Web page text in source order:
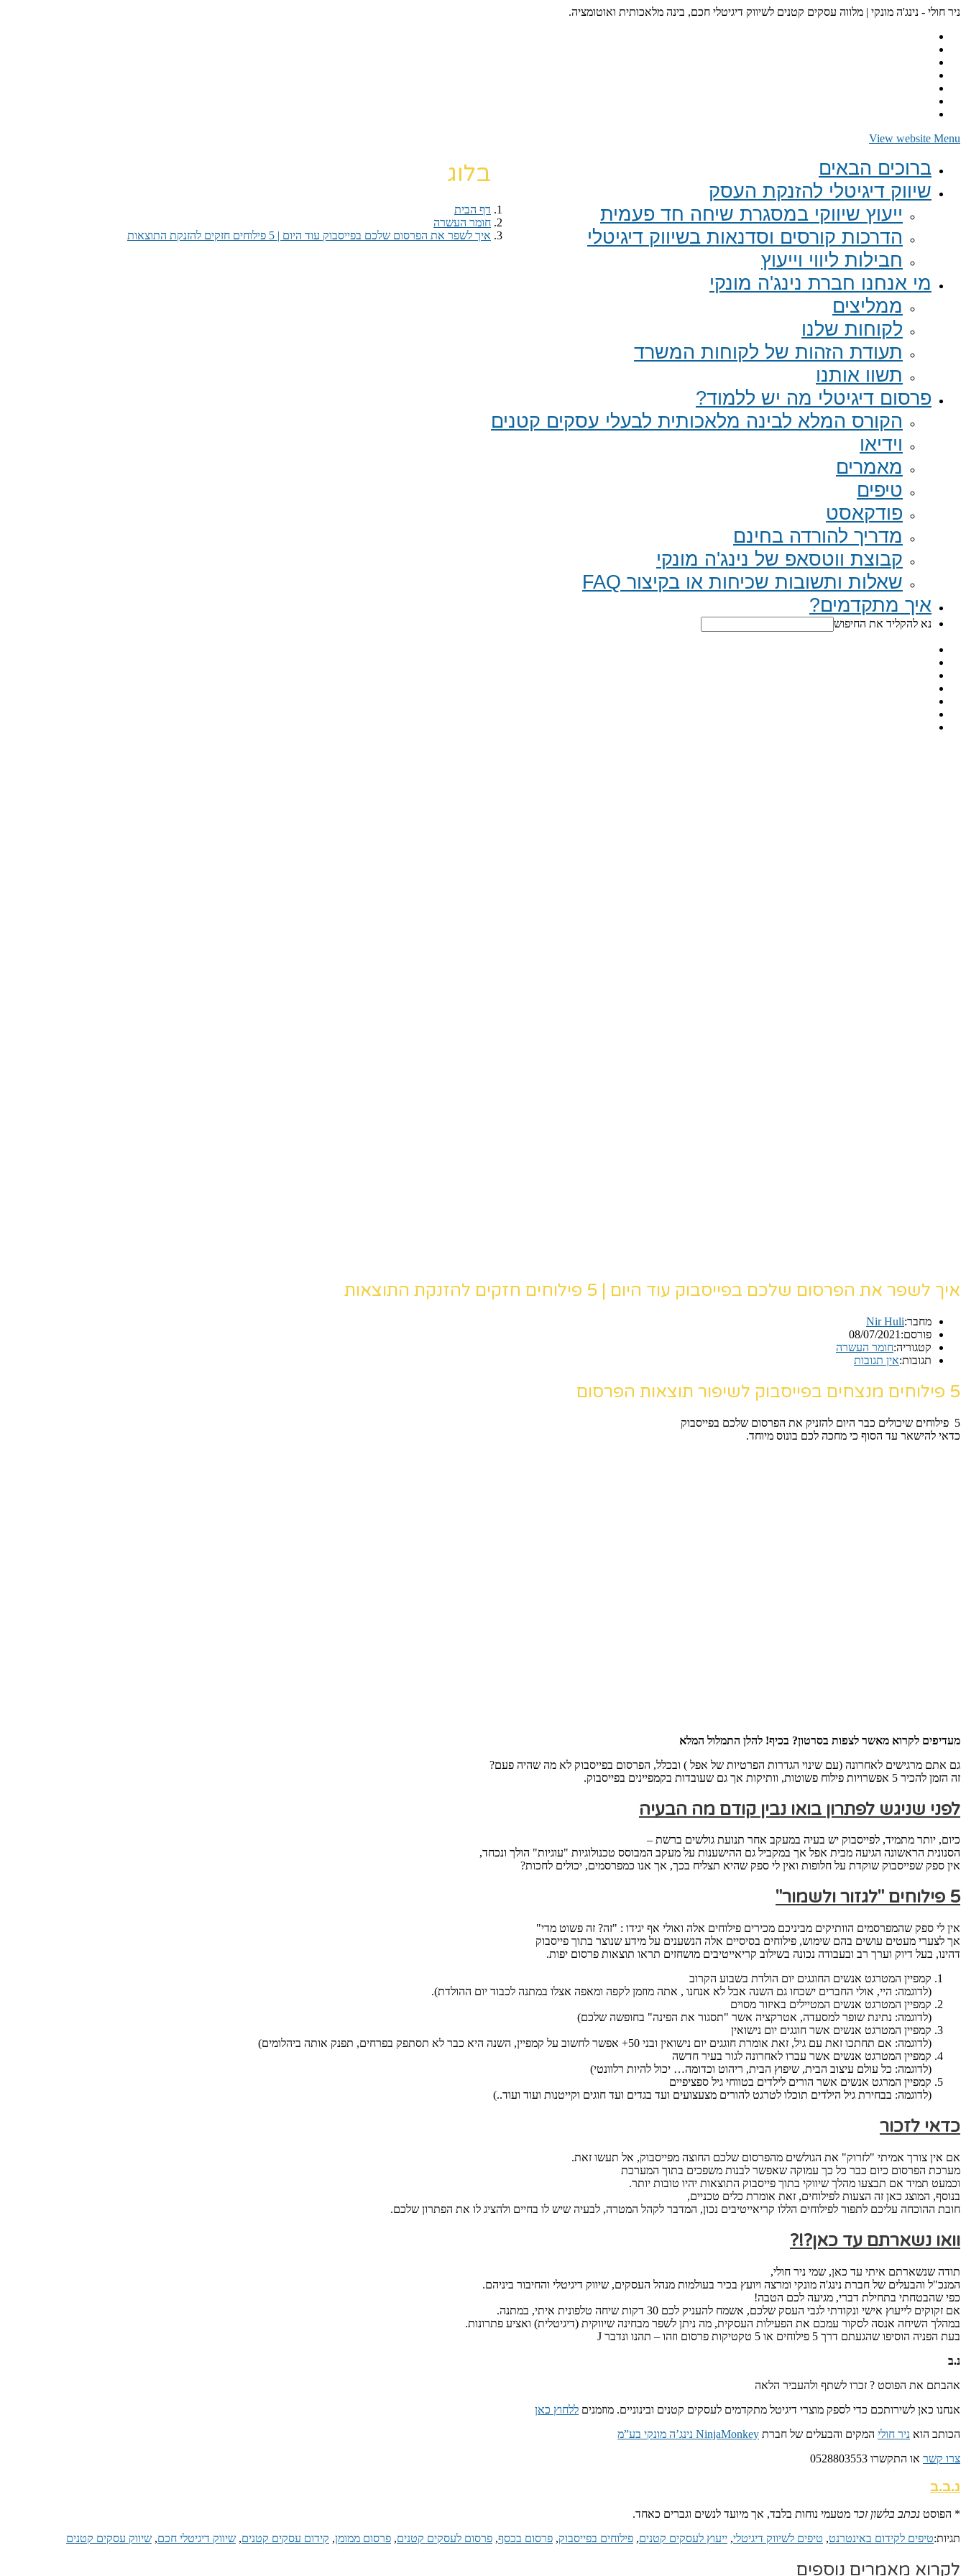
ניר חולי - נינג'ה מונקי | מלווה עסקים קטנים לשיווק דיגיטלי חכם, בינה מלאכותית ואוטומציה.
View website Menu
ברוכים הבאים
שיווק דיגיטלי להזנקת העסק
ייעוץ שיווקי במסגרת שיחה חד פעמית​
הדרכות קורסים וסדנאות בשיווק דיגיטלי
חבילות ליווי וייעוץ
מי אנחנו חברת נינג'ה מונקי
ממליצים
לקוחות שלנו
תעודת הזהות של לקוחות המשרד
תשוו אותנו
פרסום דיגיטלי מה יש ללמוד?
הקורס המלא לבינה מלאכותית לבעלי עסקים קטנים
וידיאו
מאמרים
טיפים
פודקאסט
מדריך להורדה בחינם
קבוצת ווטסאפ של נינג'ה מונקי​
שאלות ותשובות שכיחות או בקיצור FAQ
איך מתקדמים?
נא להקליד את החיפוש
בלוג
דף הבית
חומר העשרה
איך לשפר את הפרסום שלכם בפייסבוק עוד היום | 5 פילוחים חזקים להזנקת התוצאות
איך לשפר את הפרסום שלכם בפייסבוק עוד היום | 5 פילוחים חזקים להזנקת התוצאות
מחבר:Nir Huli
פורסם: 08/07/2021
קטגוריה:חומר העשרה
תגובות:אין תגובות
5 פילוחים מנצחים בפייסבוק לשיפור תוצאות הפרסום
5 פילוחים שיכולים כבר היום להזניק את הפרסום שלכם בפייסבוק
כדאי להישאר עד הסוף כי מחכה לכם בונוס מיוחד.
מעדיפים לקרוא מאשר לצפות בסרטון? בכיף! להלן התמלול המלא
גם אתם מרגישים לאחרונה (עם שינוי הגדרות הפרטיות של אפל ) ובכלל, הפרסום בפייסבוק לא מה שהיה פעם?
זה הזמן להכיר 5 אפשרויות פילוח פשוטות, וותיקות אך גם שעובדות בקמפיינים בפייסבוק.
לפני שניגש לפתרון בואו נבין קודם מה הבעיה
כיום, יותר מתמיד, לפייסבוק יש בעיה במעקב אחר תנועת גולשים ברשת –
הסנונית הראשונה הגיעה מבית אפל אך במקביל גם ההישענות על מעקב המבוסס טכנולוגיות "עוגיות" הולך ונכחד,
אין ספק שפייסבוק שוקדת על חלופות ואין לי ספק שהיא תצליח בכך, אך אנו כמפרסמים, יכולים לחכות?
5 פילוחים "לגזור ולשמור"
אין לי ספק שהמפרסמים הוותיקים מביניכם מכירים פילוחים אלה ואולי אף יגידו : "זה? זה פשוט מדי"
אך לצערי מעטים עושים בהם שימוש, פילוחים בסיסיים אלה הנשענים על מידע שנוצר בתוך פייסבוק
דהינו, בעל דיוק וערך רב ובעבודה נכונה בשילוב קריאייטיבים מושחזים תראו תוצאות פרסום יפות.
קמפיין המטרגט אנשים החוגגים יום הולדת בשבוע הקרוב
(לדוגמה: היי, אולי החברים ישכחו גם השנה אבל לא אנחנו , אתה מוזמן לקפה ומאפה אצלו במתנה לכבוד יום ההולדת).
קמפיין המטרגט אנשים המטיילים באיזור מסוים
(לדוגמה: נתינת שופר למסעדה, אטרקציה אשר "תסגור את הפינה" בחופשה שלכם)
קמפיין המטרגט אנשים אשר חוגגים יום נישואין
(לדוגמה: אם תחתכו זאת עם גיל, זאת אומרת חוגגים יום נישואין ובני 50+ אפשר לחשוב על קמפיין, השנה היא כבר לא תסתפק בפרחים, תפנק אותה ביהלומים)
קמפיין המטרגט אנשים אשר עברו לאחרונה לגור בעיר חדשה
(לדוגמה: כל עולם עיצוב הבית, שיפוץ הבית, ריהוט וכדומה… יכול להיות רלוונטי)
קמפיין המרגט אנשים אשר הורים לילדים בטווחי גיל ספציפיים
(לדוגמה: בבחירת גיל הילדים תוכלו לטרגט להורים מצעצועים ועד בגדים ועד חוגים וקייטנות ועוד ועוד..)
כדאי לזכור
אם אין צורך אמיתי "לזרוק" את הגולשים מהפרסום שלכם החוצה מפייסבוק, אל תעשו זאת.
מערכת הפרסום כיום כבר כל כך עמוקה שאפשר לבנות משפכים בתוך המערכת
וכמעט תמיד אם תבצעו מהלך שיווקי בתוך פייסבוק התוצאות יהיו טובות יותר.
בנוסף, המוצג כאן זה הצעות לפילוחים, זאת אומרת כלים טכניים,
חובת ההוכחה עליכם לתפור לפילוחים הללו קריאייטיבים נכון, המדבר לקהל המטרה, לבעיה שיש לו בחיים ולהציג לו את הפתרון שלכם.
וואו נשארתם עד כאן?!?
תודה שנשארתם איתי עד כאן, שמי ניר חולי,
המנכ"ל והבעלים של חברת נינג'ה מונקי ומרצה ויועץ בכיר בעולמות מנהל העסקים, שיווק דיגיטלי והחיבור ביניהם.
כפי שהבטחתי בתחילת דברי, מגיעה לכם הטבה!
אם זקוקים לייעוץ אישי ונקודתי לגבי העסק שלכם, אשמח להעניק לכם 30 דקות שיחה טלפונית איתי, במתנה.
במהלך השיחה אנסה לסקור עמכם את הפעילות העסקית, מה ניתן לשפר מבחינה שיווקית (דיגיטלית) ואציע פתרונות.
בעת הפניה הוסיפו שהגעתם דרך 5 פילוחים או 5 טקטיקות פרסום וזהו – תהנו ונדבר J
נ.ב
אהבתם את הפוסט ? זכרו לשתף ולהעביר הלאה
אנחנו כאן לשירותכם כדי לספק מוצרי דיגיטל מתקדמים לעסקים קטנים ובינוניים. מוזמנים ללחוץ כאן
הכותב הוא ניר חולי המקים והבעלים של חברת NinjaMonkey נינג’ה מונקי בע”מ
צרו קשר או התקשרו 0528803553
נ.ב.ב
* הפוסט נכתב בלשון זכר מטעמי נוחות בלבד, אך מיועד לנשים וגברים כאחד.
תגיות:טיפים לקידום באינטרנט, טיפים לשיווק דיגיטלי, ייעוץ לעסקים קטנים, פילוחים בפייסבוק, פרסום בכסף, פרסום לעסקים קטנים, פרסום ממומן, קידום עסקים קטנים, שיווק דיגיטלי חכם, שיווק עסקים קטנים
לקרוא מאמרים נוספים